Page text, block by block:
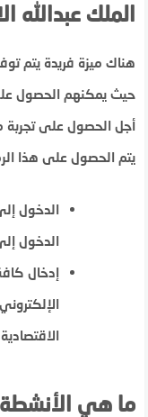
الملك عبدالله
هناك ميزة فريدة يتم
حيث يمكنهم الحصول
أجل الحصول على
يتم الحصول على هذا
الدخول
الدخول
إدخال
الاقتصادية.
ما هي الأنشطة